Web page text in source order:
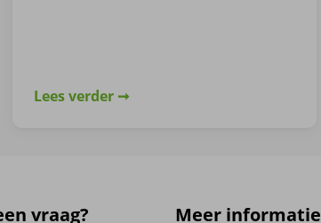
Lees verder
vraag? Meer informatie